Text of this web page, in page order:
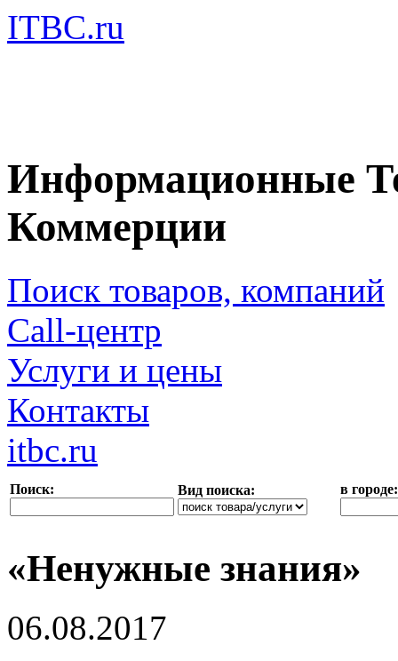
ITBC.ru
Информационные
Коммерции
Поиск товаров, компаний
Call-центр
Услуги и цены
Контакты
itbc.ru
Поиск: Вид поиска: в городе:
«Ненужные знания»
06.08.2017